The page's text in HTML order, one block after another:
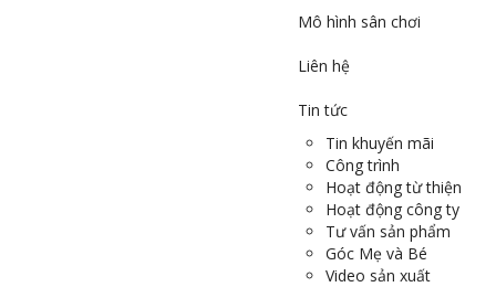
Mô hình sân chơi
Liên hệ
Tin tức
Tin khuyến mãi
Công trình
Hoạt động từ thiện
Hoạt động công ty
Tư vấn sản phẩm
Góc Mẹ và Bé
Video sản xuất